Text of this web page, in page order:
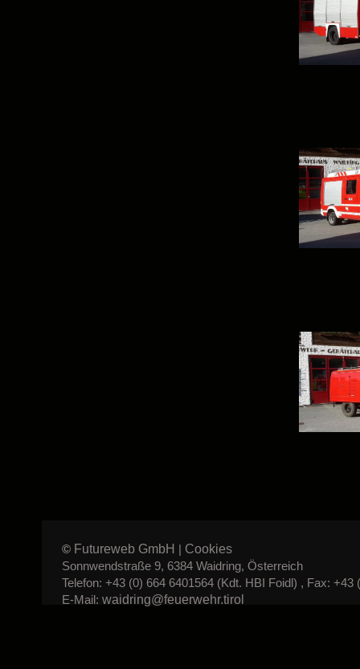
© Futureweb GmbH | Cookies
Sonnwendstraße 9, 6384 Waidring, Österreich
Telefon: +43 (0) 664 6401564 (Kdt. HBI Foidl) , Fax: +43
E-Mail: waidring@feuerwehr.tirol